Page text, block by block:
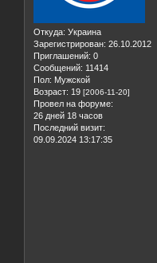
Откуда: Украина
Зарегистрирован: 26.10.2012
Приглашений: 0
Сообщений: 11414
Пол: Мужской
Возраст: 19 [2006-11-20]
Провел на форуме:
26 дней 18 часов
Последний визит:
09.09.2024 13:17:35